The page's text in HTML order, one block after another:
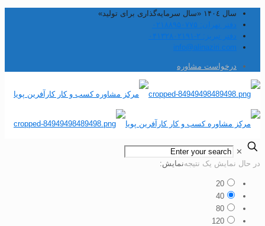
سال ۱۴۰٤ «سال سرمایه‌گذاری برای تولید»
دفتر تهران: ۰۲۱۸۸۹۵۰۷۷۵
دفتر تبریز: ۲-۰۴۱۳۲۸۰۲۱۹۱
info@alinaziri.com
درخواست مشاوره
✕
حال نمایش یک نتیجهنمایش:
20
40
80
120